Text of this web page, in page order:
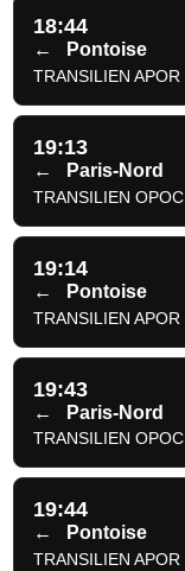
18:44
← Pontoise
TRANSILIEN APOR
19:13
← Paris-Nord
TRANSILIEN OPOC
19:14
← Pontoise
TRANSILIEN APOR
19:43
← Paris-Nord
TRANSILIEN OPOC
19:44
← Pontoise
TRANSILIEN APOR